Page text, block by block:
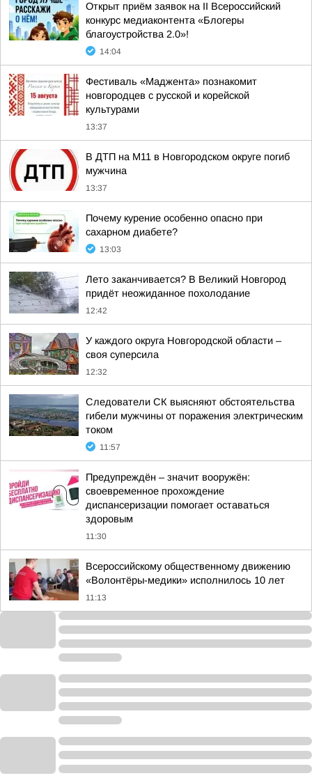
Открыт приём заявок на II Всероссийский
конкурс медиаконтента «Блогеры
благоустройства 2.0»!
14:04
Фестиваль «Маджента» познакомит
новгородцев с русской и корейской
культурами
13:37
В ДТП на М11 в Новгородском округе погиб
мужчина
13:37
Почему курение особенно опасно при
сахарном диабете?
13:03
Лето заканчивается? В Великий Новгород
придёт неожиданное похолодание
12:42
У каждого округа Новгородской области –
своя суперсила
12:32
Следователи СК выясняют обстоятельства
гибели мужчины от поражения электрическим
током
11:57
Предупреждён – значит вооружён:
своевременное прохождение
диспансеризации помогает оставаться
здоровым
11:30
Всероссийскому общественному движению
«Волонтёры-медики» исполнилось 10 лет
11:13